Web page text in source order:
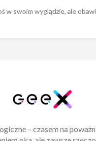
w swoim wyglądzie, ale
– czasem na